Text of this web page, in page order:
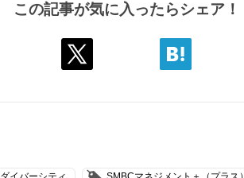
この記事が気に入ったらシェア！